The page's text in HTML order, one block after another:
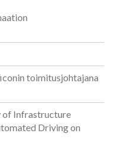
toimitusjohtajana
of Infrastructure
Driving on